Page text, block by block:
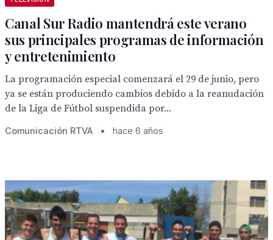
Canal Sur Radio mantendrá este verano
sus principales programas de información
y entretenimiento
La programación especial comenzará el 29 de junio, pero
ya se están produciendo cambios debido a la reanudación
de la Liga de Fútbol suspendida por...
Comunicación RTVA • hace 6 años